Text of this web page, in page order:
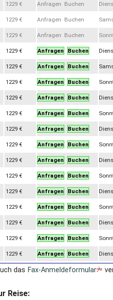
1229 € Anfragen Buchen
1229 € Anfragen Buchen
1229 € Anfragen Buchen
1229 € Anfragen Buchen
1229 € Anfragen Buchen
1229 € Anfragen Buchen
1229 € Anfragen Buchen
1229 € Anfragen Buchen
1229 € Anfragen Buchen
1229 € Anfragen Buchen
1229 € Anfragen Buchen
1229 € Anfragen Buchen
1229 € Anfragen Buchen
1229 € Anfragen Buchen
1229 € Anfragen Buchen
1229 € Anfragen Buchen
1229 € Anfragen Buchen
das Fax-Anmeldeformular
Reise: